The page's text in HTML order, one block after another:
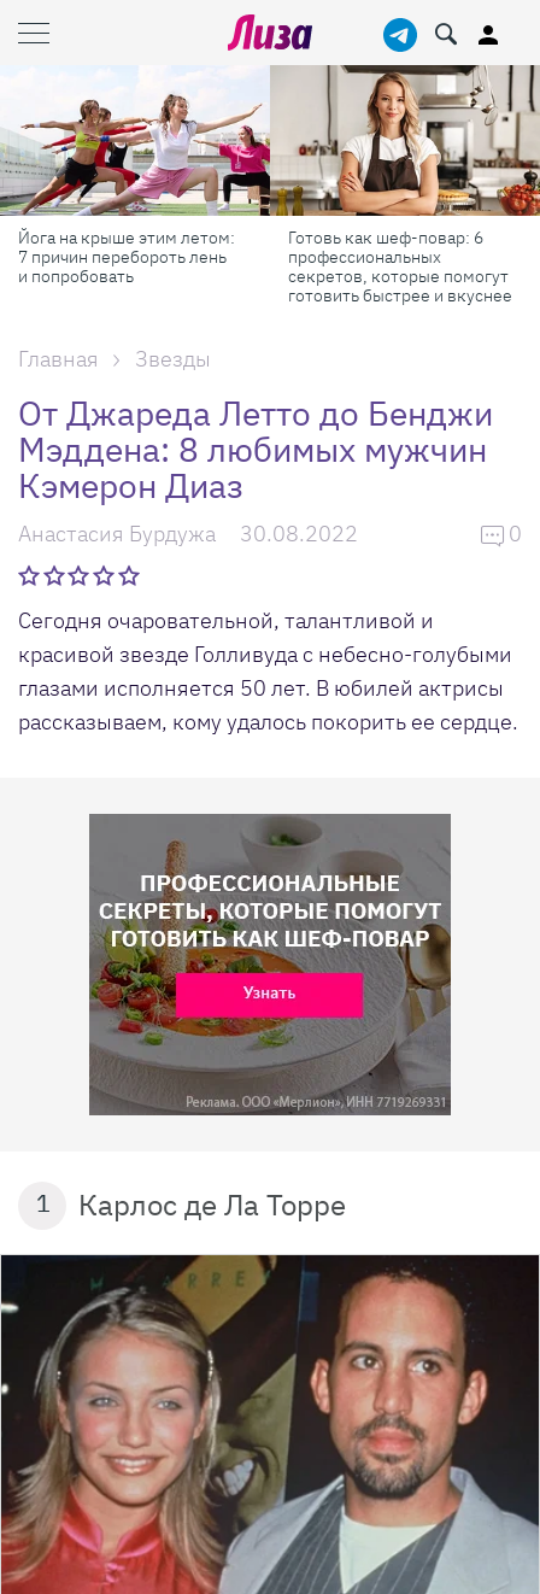
Готовь как шеф-повар: 6
профессиональных
секретов, которые помогут
Масштабные приключения:
самые красивые фестивали
России в августе
Главная Звезды
От Джареда Летто до Бенджи
Мэддена: 8 любимых мужчин
Кэмерон Диаз
Анастасия Бурдужа 30.08.2022 0
Сегодня очаровательной, талантливой и
красивой звезде Голливуда с небесно-голубыми
глазами исполняется 50 лет. В юбилей актрисы
рассказываем, кому удалось покорить ее сердце.
1 Карлос де Ла Торре